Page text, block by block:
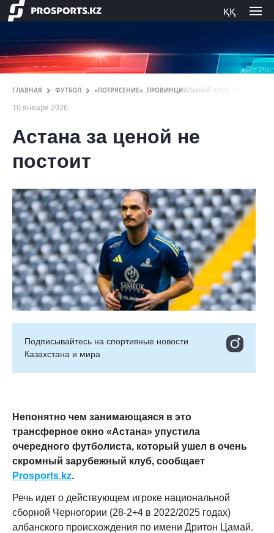
ққ
ГЛАВНАЯ ФУТБОЛ «ПОТРЯСЕНИЕ». ПРОВИНЦИАЛЬНЫЙ КЛУБ УВЕЛ
10 января 2026
Астана за ценой не
постоит
Подписывайтесь на cпортивные новости
Казахстана и мира
Непонятно чем занимающаяся в это
трансферное окно «Астана» упустила
очередного футболиста, который ушел в очень
скромный зарубежный клуб, сообщает
Prosports.kz.
Речь идет о действующем игроке национальной
сборной Черногории (28-2+4 в 2022/2025 годах)
албанского происхождения по имени Дритон Цамай.